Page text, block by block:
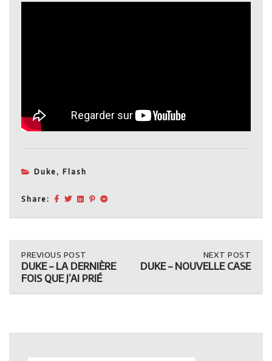
Duke, Flash
Share:
Post
navigation
PREVIOUS
POST:
DUKE
–
LA
PREVIOUS POST
DUKE – LA DERNIÈRE
FOIS QUE J’AI PRIÉ
POST:
NOUVELLE
NEXT POST
DUKE – NOUVELLE CASE